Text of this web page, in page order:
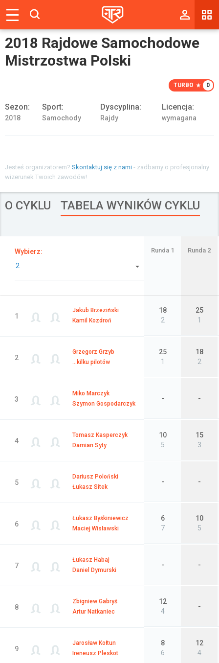
Tablica
Wyniki
Galerie
Ranking
Zaloguj się
2018 Rajdowe Samochodowe
Mistrzostwa Polski
TURBO 0
Sezon:
2018
Sport:
Samochody
Dyscyplina:
Rajdy
Licencja:
wymagana
Jesteś organizatorem? Skontaktuj się z nami - zadbamy o profesjonalny
wizerunek Twoich zawodów!
O CYKLU TABELA WYNIKÓW CYKLU
Wybierz:
2
Runda 1 Runda 2
1
Jakub Brzeziński
Kamil Kozdroń
18
2
25
1
2
Grzegorz Grzyb
...kilku pilotów
25
1
18
2
3
Miko Marczyk
Szymon Gospodarczyk
- -
4
Tomasz Kasperczyk
Damian Syty
10
5
15
3
5
Dariusz Poloński
Łukasz Sitek
- -
6
Łukasz Byśkiniewicz
Maciej Wisławski
6
7
10
5
7
Łukasz Habaj
Daniel Dymurski
- -
8
Zbigniew Gabryś
Artur Natkaniec
12
4
-
9
Jarosław Kołtun
Ireneusz Pleskot
8
6
12
4